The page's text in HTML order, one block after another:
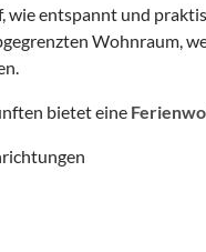
entspannt und
Wohnraum,
bietet eine